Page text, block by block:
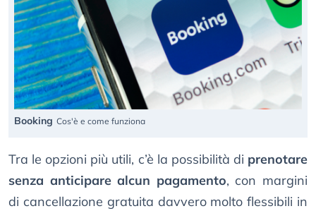
Booking Cos'è e come funziona
Tra le opzioni più utili, c’è la possibilità di prenotare
senza anticipare alcun pagamento, con margini
di cancellazione gratuita davvero molto flessibili in